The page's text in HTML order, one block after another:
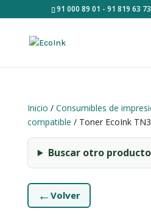
91 000 89 01 - 91 819 63 73
Inicio / Consumibles de
compatible / Toner EcoInk
Buscar otro producto
← Volver